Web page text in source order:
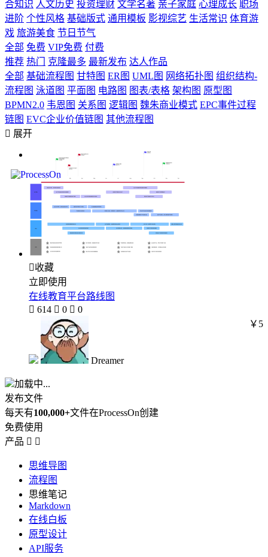
合知识 人文历史 投资理财 文学名著 亲子家庭 心理成长 职场
进阶 个性风格 基础版式 通用模板 影视综艺 生活常识 体育游
戏 旅游美食 节日节气
全部 免费 VIP免费 付费
推荐 热门 克隆最多 最新发布 达人作品
全部 基础流程图 甘特图 ER图 UML图 网络拓扑图 组织结构-
流程图 泳道图 平面图 电路图 图表/表格 架构图 原型图
BPMN2.0 韦恩图 关系图 逻辑图 魏朱商业模式 EPC事件过程
链图 EVC企业价值链图 其他流程图
 展开
收藏
立即使用
在线教育平台路线图
 614  0  0
Dreamer
￥5
加载中...
发布文件
每天有100,000+文件在ProcessOn创建
免费使用
产品  
思维导图
流程图
思维笔记
Markdown
在线白板
原型设计
API服务